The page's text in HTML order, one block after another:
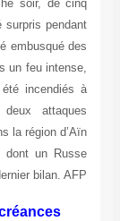
soir, de cinq
pendant
embusqué des
un feu intense,
incendiés à
attaques
la région d’Aïn
dont un Russe
bilan. AFP